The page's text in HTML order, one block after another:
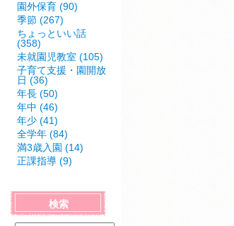
園外保育 (90)
季節 (267)
ちょっといい話
(358)
未就園児教室 (105)
子育て支援・園開放
日 (36)
年長 (50)
年中 (46)
年少 (41)
全学年 (84)
満3歳入園 (14)
正課指導 (9)
検索